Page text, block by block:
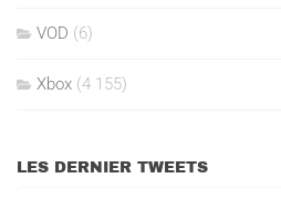
VOD (6)
Xbox (4 155)
LES DERNIER TWEETS